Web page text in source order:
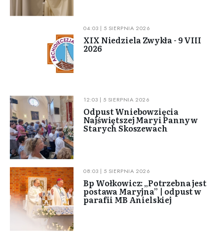
04:03 | 5 SIERPNIA 2026
XIX Niedziela Zwykła - 9 VIII
2026
12:03 | 5 SIERPNIA 2026
Odpust Wniebowzięcia
Najświętszej Maryi Panny w
Starych Skoszewach
08:03 | 5 SIERPNIA 2026
Bp Wołkowicz: „Potrzebna jest
postawa Maryjna” | odpust w
parafii MB Anielskiej